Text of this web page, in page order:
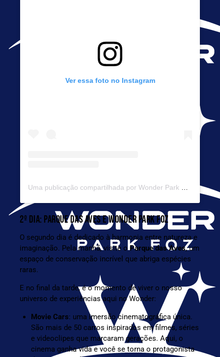
Ver essa foto no Instagram
Uma publicação compartilhada por Wonder Park Foz (@wonderparkfoz)
2º DIA: PARQUE DAS AVES E WONDER PARK FOZ
O segundo dia é dedicado à harmonia entre natureza e
imaginação. Pela manhã, visite oParque das Aves, um
espaço de conservação incrível que abriga espécies
raras.
E no final da tarde, é o momento de viver o nosso
universo de experiências aqui no Wonder:
Movie Cars: uma imersão cinematográfica única.
São mais de 50 carros inspirados em filmes, séries
e videoclipes que marcaram gerações. Aqui, o
cinema ganha vida e você se torna o protagonista